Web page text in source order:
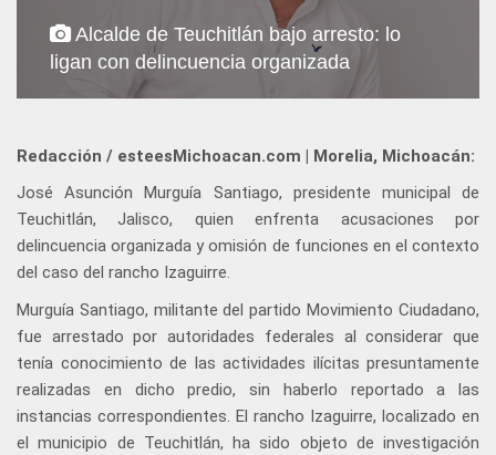
Alcalde de Teuchitlán bajo arresto: lo
ligan con delincuencia organizada
Redacción / esteesMichoacan.com | Morelia, Michoacán:
José Asunción Murguía Santiago, presidente municipal de
Teuchitlán, Jalisco, quien enfrenta acusaciones por
delincuencia organizada y omisión de funciones en el contexto
del caso del rancho Izaguirre.
Murguía Santiago, militante del partido Movimiento Ciudadano,
fue arrestado por autoridades federales al considerar que
tenía conocimiento de las actividades ilícitas presuntamente
realizadas en dicho predio, sin haberlo reportado a las
instancias correspondientes. El rancho Izaguirre, localizado en
el municipio de Teuchitlán, ha sido objeto de investigación